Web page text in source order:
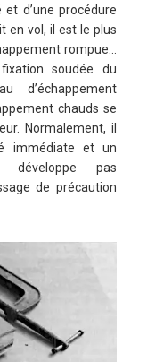
d’une procédure
en vol, il est le plus
rompue…
soudée du
d’échappement
chauds se
Normalement, il
immédiate et un
développe pas
de précaution